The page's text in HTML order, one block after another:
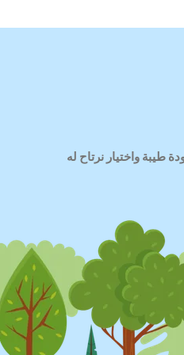
طيبة واختيار نرتاح له